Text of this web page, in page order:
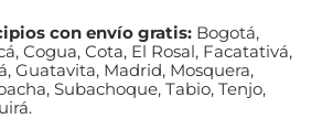
con envío gratis: Bogotá,
Cogua, Cota, El Rosal, Facatativá,
Guatavita, Madrid, Mosquera,
Subachoque, Tabio, Tenjo,